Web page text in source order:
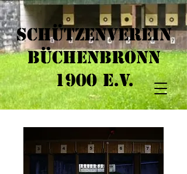
Schützenverein
Büchenbronn
1900 e.V.​